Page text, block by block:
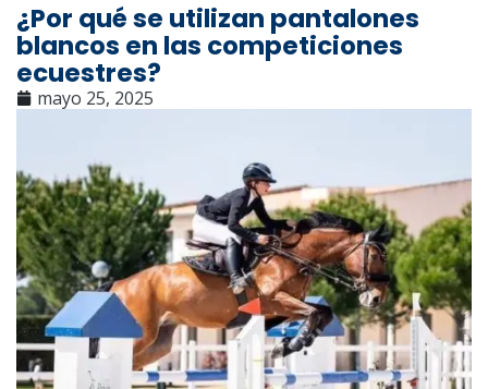
¿Por qué se utilizan pantalones
blancos en las competiciones
ecuestres?
mayo 25, 2025